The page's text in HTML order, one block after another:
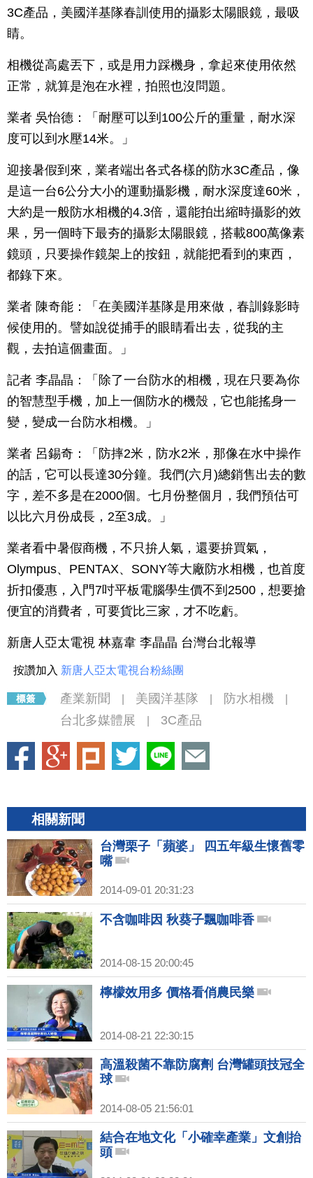
3C產品，美國洋基隊春訓使用的攝影太陽眼鏡，最吸
睛。
相機從高處丟下，或是用力踩機身，拿起來使用依然
正常，就算是泡在水裡，拍照也沒問題。
業者 吳怡德：「耐壓可以到100公斤的重量，耐水深
度可以到水壓14米。」
迎接暑假到來，業者端出各式各樣的防水3C產品，像
是這一台6公分大小的運動攝影機，耐水深度達60米，
大約是一般防水相機的4.3倍，還能拍出縮時攝影的效
果，另一個時下最夯的攝影太陽眼鏡，搭載800萬像素
鏡頭，只要操作鏡架上的按鈕，就能把看到的東西，
都錄下來。
業者 陳奇能：「在美國洋基隊是用來做，春訓錄影時
候使用的。譬如說從捕手的眼睛看出去，從我的主
觀，去拍這個畫面。」
記者 李晶晶：「除了一台防水的相機，現在只要為你
的智慧型手機，加上一個防水的機殼，它也能搖身一
變，變成一台防水相機。」
業者 呂錫奇：「防摔2米，防水2米，那像在水中操作
的話，它可以長達30分鐘。我們(六月)總銷售出去的數
字，差不多是在2000個。七月份整個月，我們預估可
以比六月份成長，2至3成。」
業者看中暑假商機，不只拚人氣，還要拚買氣，
Olympus、PENTAX、SONY等大廠防水相機，也首度
折扣優惠，入門7吋平板電腦學生價不到2500，想要搶
便宜的消費者，可要貨比三家，才不吃虧。
新唐人亞太電視 林嘉韋 李晶晶 台灣台北報導
按讚加入 新唐人亞太電視台粉絲團
產業新聞 美國洋基隊 防水相機
台北多媒體展 3C產品
相關新聞
台灣栗子「蘋婆」 四五年級生懷舊零
嘴
2014-09-01 20:31:23
不含咖啡因 秋葵子飄咖啡香
2014-08-15 20:00:45
檸檬效用多 價格看俏農民樂
2014-08-21 22:30:15
高溫殺菌不靠防腐劑 台灣罐頭技冠全
球
2014-08-05 21:56:01
結合在地文化「小確幸產業」文創抬
頭